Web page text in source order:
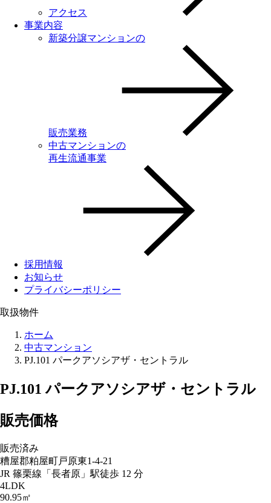
アクセス
事業内容
新築分譲マンションの
販売業務
中古マンションの
再生流通事業
採用情報
お知らせ
プライバシーポリシー
取扱物件
ホーム
中古マンション
PJ.101 パークアソシアザ・セントラル
PJ.101 パークアソシアザ・セントラル
販売価格
販売済み
糟屋郡粕屋町戸原東1-4-21
JR 篠栗線「長者原」駅徒歩 12 分
4LDK
90.95㎡